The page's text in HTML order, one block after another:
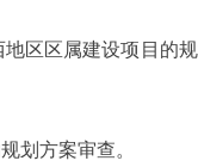
区属建设项目的
划方案审查。